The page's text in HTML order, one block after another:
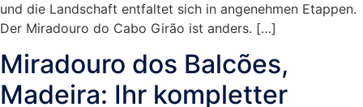
und die Landschaft entfaltet sich in angenehmen Etappen.
Der Miradouro do Cabo Girão ist anders. […]
Miradouro dos Balcões,
Madeira: Ihr kompletter